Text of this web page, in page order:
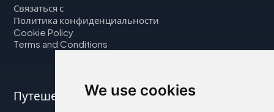
We use cookies
Связаться с
Политика конфиденциальности
Cookie Policy
Terms and Conditions
Путешествуйте с нами